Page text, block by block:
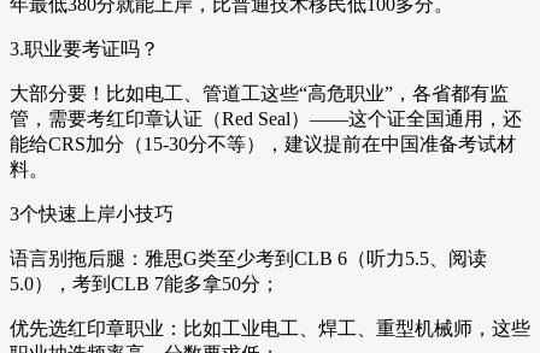
年最低380分就能上岸，比普通技术移民低100多分。
3.职业要考证吗？
大部分要！比如电工、管道工这些“高危职业”，各省都有监
管，需要考红印章认证（Red Seal）——这个证全国通用，还
能给CRS加分（15-30分不等），建议提前在中国准备考试材
料。
3个快速上岸小技巧
语言别拖后腿：雅思G类至少考到CLB 6（听力5.5、阅读
5.0），考到CLB 7能多拿50分；
优先选红印章职业：比如工业电工、焊工、重型机械师，这些